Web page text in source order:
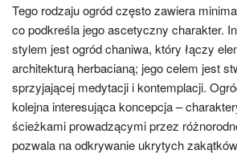
Tego rodzaju ogród często zawiera
co podkreśla jego ascetyczny charakter.
stylem jest ogród chaniwa, który łączy
architekturą herbacianą; jego celem jest
sprzyjającej medytacji i kontemplacji.
kolejna interesująca koncepcja –
ścieżkami prowadzącymi przez
pozwala na odkrywanie ukrytych